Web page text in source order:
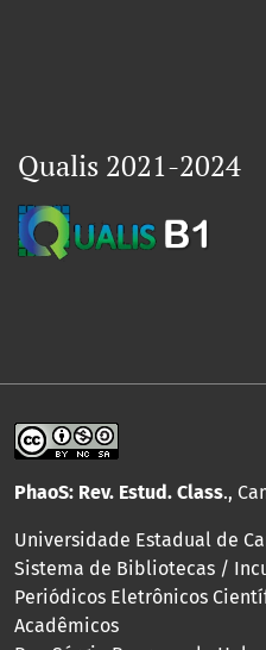
Qualis 2021-2024
PhaoS: Rev. Estud. Class.,
Universidade Estadual de
Sistema de Bibliotecas /
Periódicos Eletrônicos
Acadêmicos